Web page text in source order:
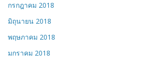
กรกฎาคม 2018
มิถุนายน 2018
พฤษภาคม 2018
มกราคม 2018